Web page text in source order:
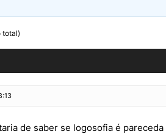
total)
de saber se logosofia é